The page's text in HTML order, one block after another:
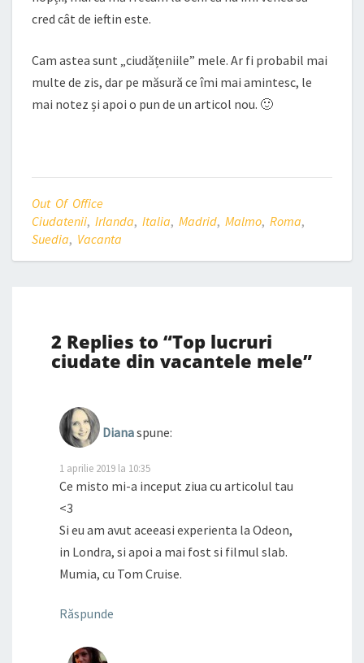
cred cât de ieftin este.
Cam astea sunt „ciudățeniile” mele. Ar fi probabil mai
multe de zis, dar pe măsură ce îmi mai amintesc, le
mai notez și apoi o pun de un articol nou. 🙂
Out Of Office
Ciudatenii, Irlanda, Italia, Madrid, Malmo, Roma,
Suedia, Vacanta
2 Replies to “Top lucruri
ciudate din vacantele mele”
Dianaspune:
1 aprilie 2019 la 10:35
Ce misto mi-a inceput ziua cu articolul tau
<3
Si eu am avut aceeasi experienta la Odeon,
in Londra, si apoi a mai fost si filmul slab.
Mumia, cu Tom Cruise.
Răspunde